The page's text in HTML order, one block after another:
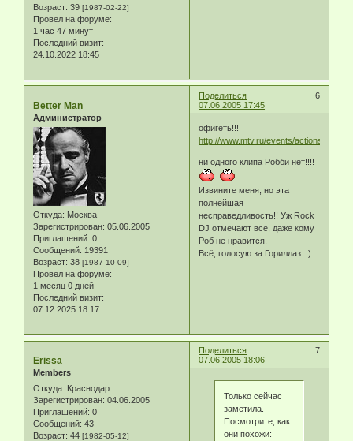
Возраст: 39 [1987-02-22]
Провел на форуме:
1 час 47 минут
Последний визит:
24.10.2022 18:45
Поделиться
6
07.06.2005 17:45
Better Man
Администратор
Откуда: Москва
Зарегистрирован: 05.06.2005
Приглашений: 0
Сообщений: 19391
Возраст: 38 [1987-10-09]
Провел на форуме:
1 месяц 0 дней
Последний визит:
07.12.2025 18:17
офигеть!!!
http://www.mtv.ru/events/actions/2005/
ни одного клипа Робби нет!!!!
Извините меня, но эта
полнейшая
несправедливость!! Уж Rock
DJ отмечают все, даже кому
Роб не нравится.
Всё, голосую за Гориллаз : )
Поделиться
7
07.06.2005 18:06
Erissa
Members
Откуда: Краснодар
Зарегистрирован: 04.06.2005
Приглашений: 0
Сообщений: 43
Возраст: 44 [1982-05-12]
Только сейчас
заметила.
Посмотрите, как
они похожи: